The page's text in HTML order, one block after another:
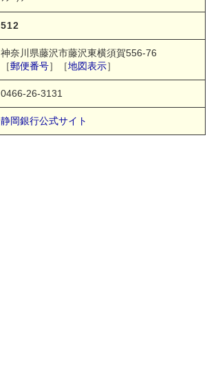
512
神奈川県藤沢市藤沢東横須賀556-76
［郵便番号］［地図表示］
0466-26-3131
静岡銀行公式サイト